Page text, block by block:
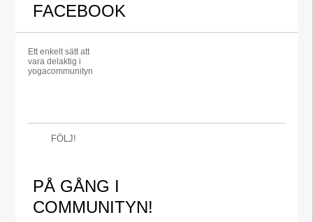
FACEBOOK
Ett enkelt sätt att
vara delaktig i
yogacommunityn
FÖLJ!
PÅ GÅNG I
COMMUNITYN!